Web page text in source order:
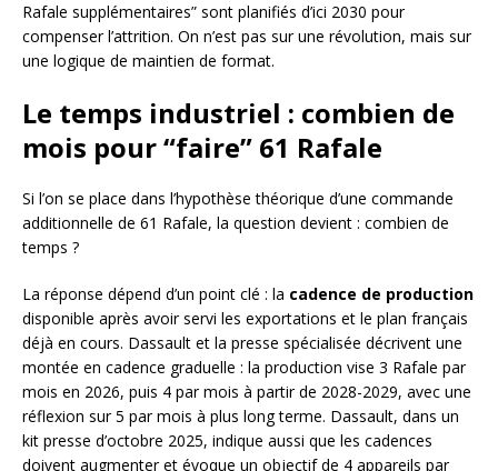
Rafale supplémentaires” sont planifiés d’ici 2030 pour
compenser l’attrition. On n’est pas sur une révolution, mais sur
une logique de maintien de format.
Le temps industriel : combien de
mois pour “faire” 61 Rafale
Si l’on se place dans l’hypothèse théorique d’une commande
additionnelle de 61 Rafale, la question devient : combien de
temps ?
La réponse dépend d’un point clé : la cadence de production
disponible après avoir servi les exportations et le plan français
déjà en cours. Dassault et la presse spécialisée décrivent une
montée en cadence graduelle : la production vise 3 Rafale par
mois en 2026, puis 4 par mois à partir de 2028-2029, avec une
réflexion sur 5 par mois à plus long terme. Dassault, dans un
kit presse d’octobre 2025, indique aussi que les cadences
doivent augmenter et évoque un objectif de 4 appareils par